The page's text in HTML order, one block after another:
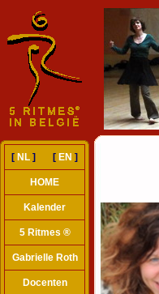
[ NL ] [ EN ]
HOME
Kalender
5 Ritmes ®
Gabrielle Roth
Docenten